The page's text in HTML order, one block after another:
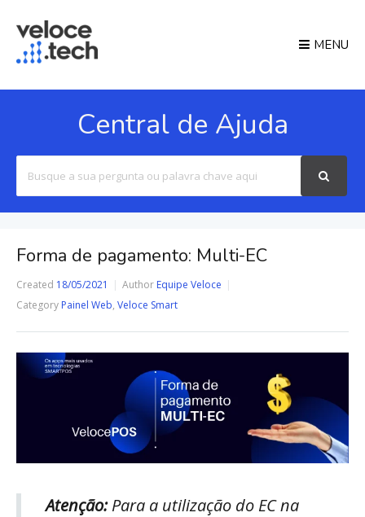
MENU
Central de Ajuda
For
Forma de pagamento: Multi-EC
Created 18/05/2021 Author Equipe Veloce
Category Painel Web, Veloce Smart
Atenção:Para a utilização do EC na